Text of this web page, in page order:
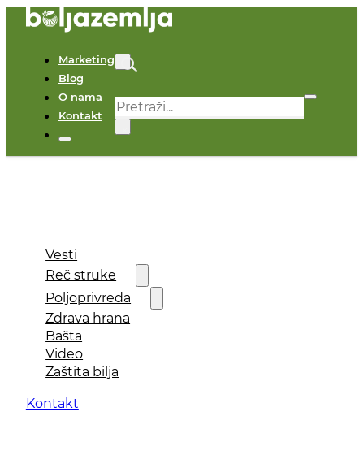
Marketing
Blog
O nama
Kontakt
Pretraga
Vesti
Reč struke
Poljoprivreda
Zdrava hrana
Bašta
Video
Zaštita bilja
Kontakt